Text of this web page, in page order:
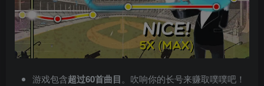
游戏包含超过60首曲目。吹响你的长号来赚取噗噗吧！